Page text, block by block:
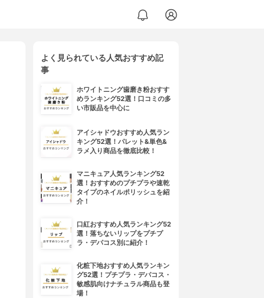
よく見られている人気おすすめ記
事
ホワイトニング歯磨き粉おすす
めランキング52選！口コミの多
い市販品を中心に
アイシャドウおすすめ人気ラン
キング52選！パレット&単色&
ラメ入り商品を徹底比較！
マニキュア人気ランキング52
選！おすすめのプチプラや速乾
タイプのネイルポリッシュを紹
介！
口紅おすすめ人気ランキング52
選！落ちないリップをプチプ
ラ・デパコス別に紹介！
化粧下地おすすめ人気ランキン
グ52選！プチプラ・デパコス・
敏感肌向けナチュラル商品も登
場！